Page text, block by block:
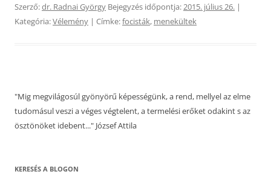
Szerző:dr. Radnai György Bejegyzés időpontja:2015. július 26. |
Kategória:Vélemény | Címke:focisták, menekültek
"Mig megvilágosúl gyönyörű képességünk, a rend, mellyel az elme
tudomásul veszi a véges végtelent, a termelési erőket odakint s az
ösztönöket idebent..." József Attila
KERESÉS A BLOGON